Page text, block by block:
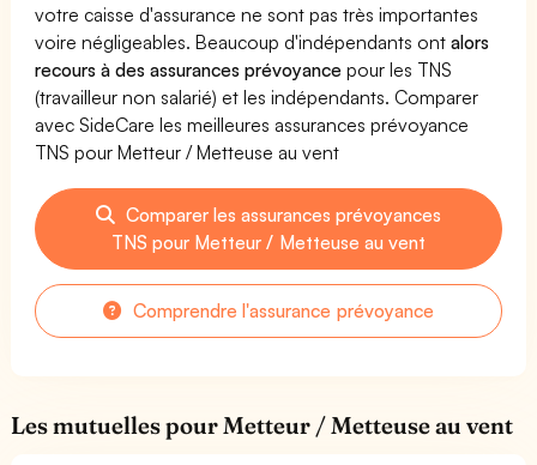
votre caisse d'assurance ne sont pas très importantes
voire négligeables. Beaucoup d'indépendants ontalors
recours à des assurances prévoyance pour les TNS
(travailleur non salarié) et les indépendants. Comparer
avec SideCare les meilleures assurances prévoyance
TNS pour Metteur / Metteuse au vent
Comparer les assurances prévoyances
TNS pour Metteur / Metteuse au vent
Comprendre l'assurance prévoyance
Les mutuelles pour Metteur / Metteuse au vent